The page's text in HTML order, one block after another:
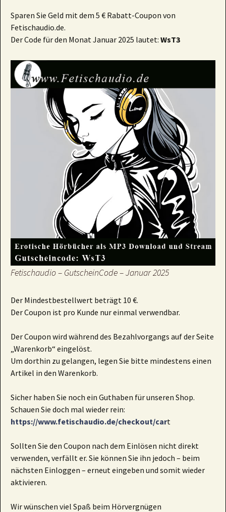
Sparen Sie Geld mit dem 5 € Rabatt-Coupon von
Fetischaudio.de.
Der Code für den Monat Januar 2025 lautet: WsT3
Fetischaudio – GutscheinCode – Januar 2025
Der Mindestbestellwert beträgt 10 €.
Der Coupon ist pro Kunde nur einmal verwendbar.
Der Coupon wird während des Bezahlvorgangs auf der Seite
„Warenkorb“ eingelöst.
Um dorthin zu gelangen, legen Sie bitte mindestens einen
Artikel in den Warenkorb.
Sicher haben Sie noch ein Guthaben für unseren Shop.
Schauen Sie doch mal wieder rein:
https://www.fetischaudio.de/checkout/cart
Sollten Sie den Coupon nach dem Einlösen nicht direkt
verwenden, verfällt er. Sie können Sie ihn jedoch – beim
nächsten Einloggen – erneut eingeben und somit wieder
aktivieren.
Wir wünschen viel Spaß beim Hörvergnügen